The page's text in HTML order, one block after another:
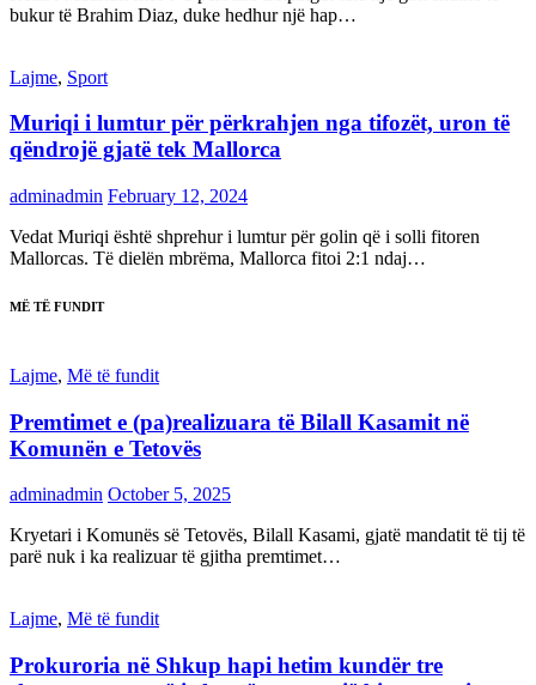
bukur të Brahim Diaz, duke hedhur një hap…
Lajme, Sport
Muriqi i lumtur për përkrahjen nga tifozët, uron të
qëndrojë gjatë tek Mallorca
adminadmin February 12, 2024
Vedat Muriqi është shprehur i lumtur për golin që i solli fitoren
Mallorcas. Të dielën mbrëma, Mallorca fitoi 2:1 ndaj…
MË TË FUNDIT
Lajme, Më të fundit
Premtimet e (pa)realizuara të Bilall Kasamit në
Komunën e Tetovës
adminadmin October 5, 2025
Kryetari i Komunës së Tetovës, Bilall Kasami, gjatë mandatit të tij të
parë nuk i ka realizuar të gjitha premtimet…
Lajme, Më të fundit
Prokuroria në Shkup hapi hetim kundër tre